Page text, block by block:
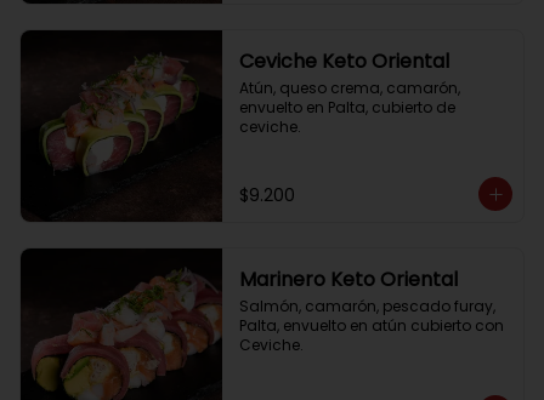
Ceviche Keto Oriental
Atún, queso crema, camarón,
envuelto en Palta, cubierto de
ceviche.
$9.200
Marinero Keto Oriental
Salmón, camarón, pescado furay,
Palta, envuelto en atún cubierto con
Ceviche.